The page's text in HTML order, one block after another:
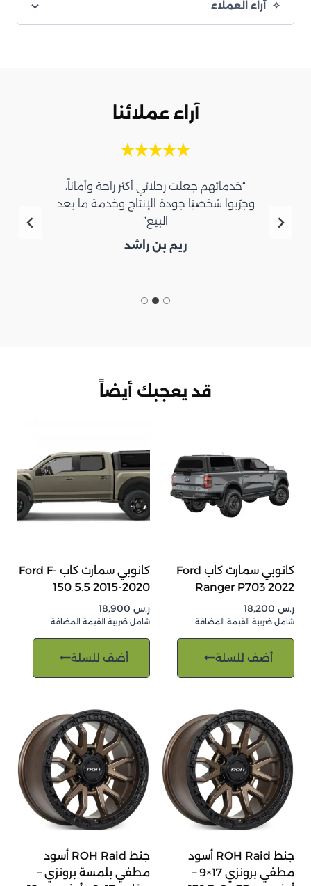
آراء العملاء
آراء عملائنا
“خدماتهم جعلت رحلاتي أكثر راحة وأماناً،
وجرّبوا شخصيًا جودة الإنتاج وخدمة ما بعد
البيع”
ريم بن راشد
قد يعجبك أيضاً
كانوبي سمارت كاب Ford
Ranger P703 2022
ر.س
شامل ضريبة القيمة المضافة
أضف للسلة
كانوبي سمارت كاب Ford F-
150 5.5 2015-2020
ر.س
شامل ضريبة القيمة المضافة
أضف للسلة
جنط ROH Raid أسود
مطفي برونزي 17×9 –
جنط ROH Raid أسود
مطفي بلمسة برونزي –